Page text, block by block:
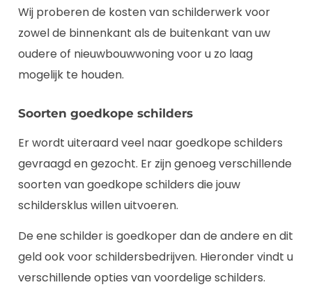
Wij proberen de kosten van schilderwerk voor
zowel de binnenkant als de buitenkant van uw
oudere of nieuwbouwwoning voor u zo laag
mogelijk te houden.
Soorten goedkope schilders
Er wordt uiteraard veel naar goedkope schilders
gevraagd en gezocht. Er zijn genoeg verschillende
soorten van goedkope schilders die jouw
schildersklus willen uitvoeren.
De ene schilder is goedkoper dan de andere en dit
geld ook voor schildersbedrijven. Hieronder vindt u
verschillende opties van voordelige schilders.